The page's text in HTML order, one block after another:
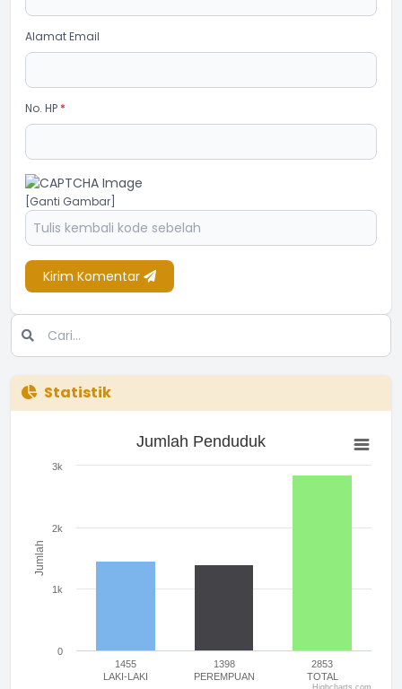
Alamat Email
No. HP *
[Ganti Gambar]
Kirim Komentar
Statistik
Jumlah
Jumlah Penduduk
1455
LAKI-LAKI
1398
PEREMPUAN
2853
TOTAL
0
1k
2k
3k
Highcharts.com